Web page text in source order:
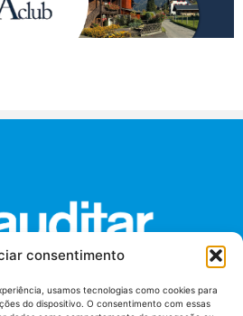
consentimento
usamos tecnologias como cookies para
do dispositivo. O consentimento com essas
de Controle Externo -